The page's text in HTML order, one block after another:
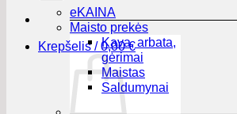
Krepšelis /0,00€
eKAINA
Maisto prekės
Kava, arbata,
gėrimai
Maistas
Saldumynai